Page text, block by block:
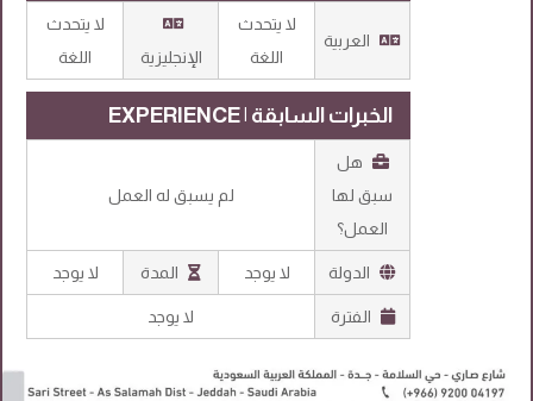
العربية
لا يتحدث
اللغة
الإنجليزية
لا يتحدث
اللغة
الخبرات السابقة | EXPERIENCE
هل
سبق لها
العمل؟
لم يسبق له العمل
الدولة لا يوجد المدة لا يوجد
الفترة لا يوجد